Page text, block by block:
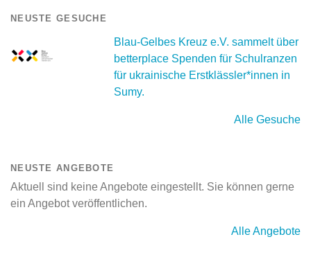
NEUSTE GESUCHE
Blau-Gelbes Kreuz e.V. sammelt über
betterplace Spenden für Schulranzen
für ukrainische Erstklässler*innen in
Sumy.
Alle Gesuche
NEUSTE ANGEBOTE
Aktuell sind keine Angebote eingestellt. Sie können gerne
ein Angebot veröffentlichen.
Alle Angebote